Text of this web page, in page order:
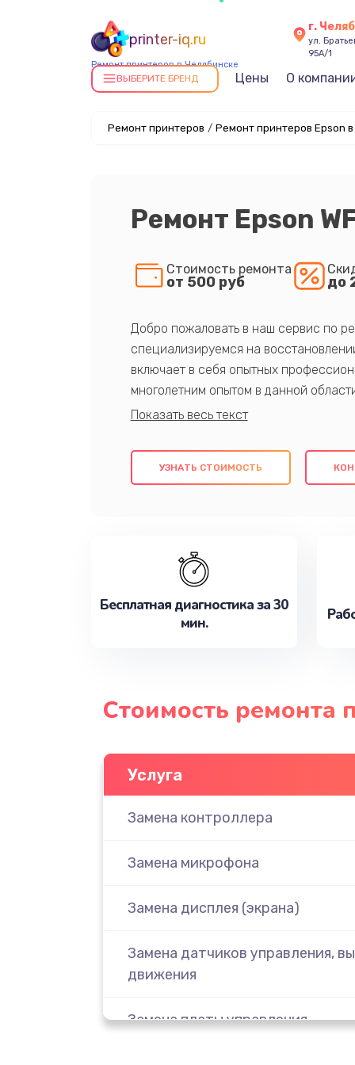
printer-iq.ru
Ремонт принтеров в Челябинске
г.
ул.
95А/1
ВЫБЕРИТЕ БРЕНД Цены О
Ремонт принтеров / Ремонт принтеров Epson
Ремонт Epson
Стоимость ремонта
от 500 руб до
Добро пожаловать в наш сервис по
специализируемся на
включает в себя опытных
многолетним опытом в данной
качественный ремонт с
клиентам надежное и
потребности наилучшим образом. Не
УЗНАТЬ СТОИМОСТЬ
Бесплатная диагностика за 30
мин.
Стоимость ремонта
Услуга
Замена контроллера
Замена микрофона
Замена дисплея (экрана)
Замена датчиков управления,
движения
Замена платы управления